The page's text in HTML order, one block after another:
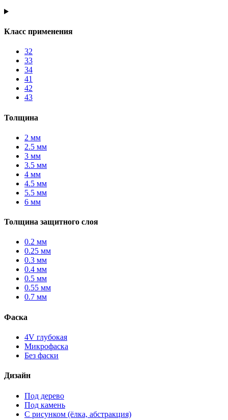
Класс применения
32
33
34
41
42
43
Толщина
2 мм
2.5 мм
3 мм
3.5 мм
4 мм
4.5 мм
5.5 мм
6 мм
Толщина защитного слоя
0.2 мм
0.25 мм
0.3 мм
0.4 мм
0.5 мм
0.55 мм
0.7 мм
Фаска
4V глубокая
Микрофаска
Без фаски
Дизайн
Под дерево
Под камень
С рисунком (ёлка, абстракция)